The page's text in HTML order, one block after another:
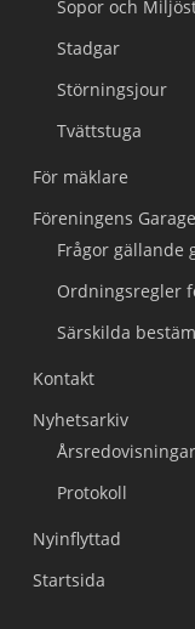
Sopor och
Stadgar
Störningsjour
Tvättstuga
För mäklare
Föreningens Garage
Frågor gällande
Ordningsregler
Särskilda
Kontakt
Nyhetsarkiv
Årsredovisningar
Protokoll
Nyinflyttad
Startsida